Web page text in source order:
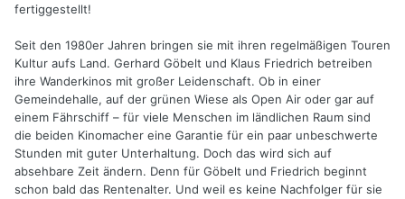
fertiggestellt!
Seit den 1980er Jahren bringen sie mit ihren regelmäßigen Touren
Kultur aufs Land. Gerhard Göbelt und Klaus Friedrich betreiben
ihre Wanderkinos mit großer Leidenschaft. Ob in einer
Gemeindehalle, auf der grünen Wiese als Open Air oder gar auf
einem Fährschiff – für viele Menschen im ländlichen Raum sind
die beiden Kinomacher eine Garantie für ein paar unbeschwerte
Stunden mit guter Unterhaltung. Doch das wird sich auf
absehbare Zeit ändern. Denn für Göbelt und Friedrich beginnt
schon bald das Rentenalter. Und weil es keine Nachfolger für sie